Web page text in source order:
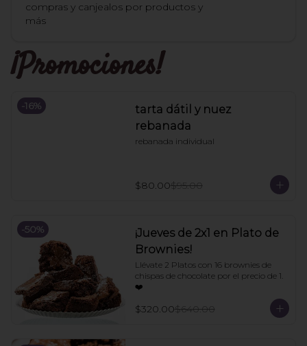
compras y canjealos por productos y
más
¡Promociones!
-16%
tarta dátil y nuez
rebanada
rebanada individual
$80.00$95.00
-50%
¡Jueves de 2x1 en Plato de
Brownies!
Llévate 2 Platos con 16 brownies de
chispas de chocolate por el precio de 1.
❤️
$320.00$640.00